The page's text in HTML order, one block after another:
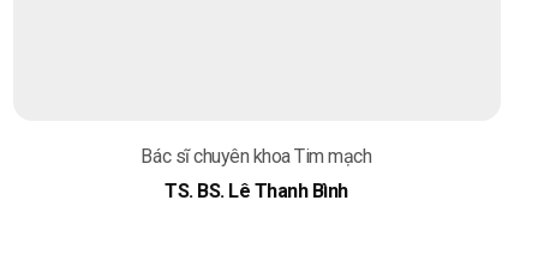
Bác sĩ chuyên khoa Tim mạch
TS. BS. Lê Thanh Bình